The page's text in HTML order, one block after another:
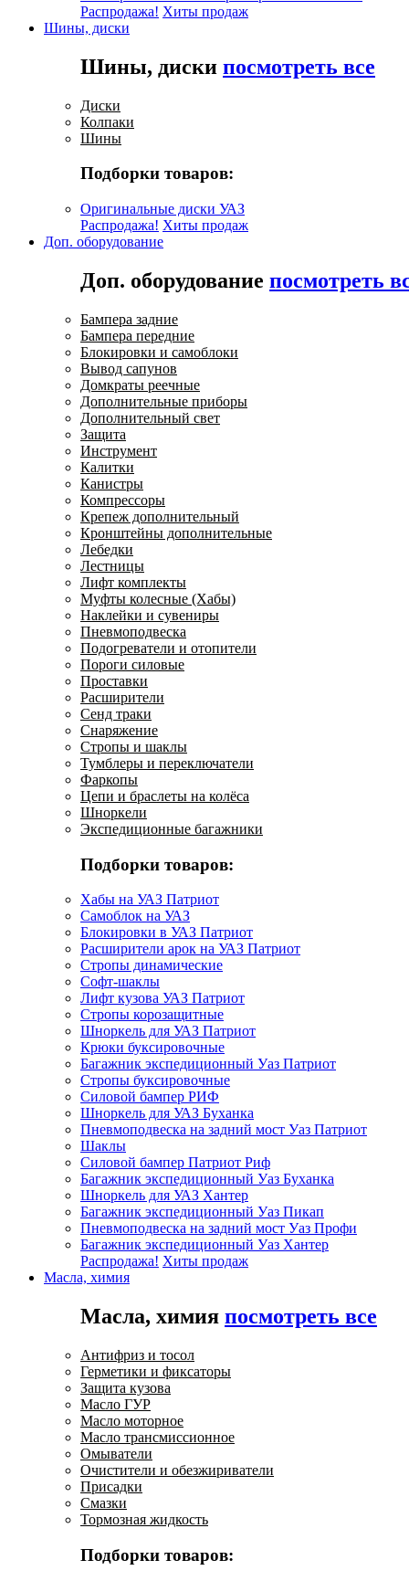
Распродажа! Хиты продаж
Шины, диски
Шины, диски посмотреть все
Диски
Колпаки
Шины
Подборки товаров:
Оригинальные диски УАЗ
Распродажа! Хиты продаж
Доп. оборудование
Доп. оборудование посмотреть
Бампера задние
Бампера передние
Блокировки и самоблоки
Вывод сапунов
Домкраты реечные
Дополнительные приборы
Дополнительный свет
Защита
Инструмент
Калитки
Канистры
Компрессоры
Крепеж дополнительный
Кронштейны дополнительные
Лебедки
Лестницы
Лифт комплекты
Муфты колесные (Хабы)
Наклейки и сувениры
Пневмоподвеска
Подогреватели и отопители
Пороги силовые
Проставки
Расширители
Сенд траки
Снаряжение
Стропы и шаклы
Тумблеры и переключатели
Фаркопы
Цепи и браслеты на колёса
Шноркели
Экспедиционные багажники
Подборки товаров:
Хабы на УАЗ Патриот
Самоблок на УАЗ
Блокировки в УАЗ Патриот
Расширители арок на УАЗ Патриот
Стропы динамические
Софт-шаклы
Лифт кузова УАЗ Патриот
Стропы корозащитные
Шноркель для УАЗ Патриот
Крюки буксировочные
Багажник экспедиционный Уаз Патриот
Стропы буксировочные
Силовой бампер РИФ
Шноркель для УАЗ Буханка
Пневмоподвеска на задний мост Уаз Патриот
Шаклы
Силовой бампер Патриот Риф
Багажник экспедиционный Уаз Буханка
Шноркель для УАЗ Хантер
Багажник экспедиционный Уаз Пикап
Пневмоподвеска на задний мост Уаз Профи
Багажник экспедиционный Уаз Хантер
Распродажа! Хиты продаж
Масла, химия
Масла, химия посмотреть все
Антифриз и тосол
Герметики и фиксаторы
Защита кузова
Масло ГУР
Масло моторное
Масло трансмиссионное
Омыватели
Очистители и обезжириватели
Присадки
Смазки
Тормозная жидкость
Подборки товаров: